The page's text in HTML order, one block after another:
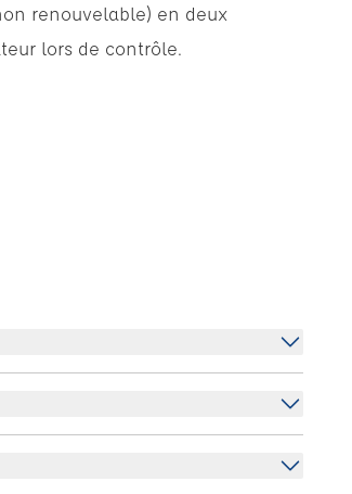
renouvelable) en deux
lors de contrôle.